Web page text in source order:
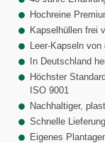
Hochreine
Kapselhüllen frei
Leer-Kapseln
In Deutschland
Höchster
ISO 9001
Nachhaltiger,
Schnelle Lieferung
Eigenes